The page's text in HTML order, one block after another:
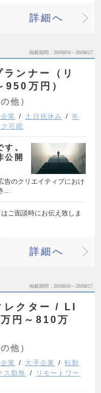
詳細へ
掲載期間 26/08/04～26/08/17
ンナー（リ
950万円）
他）
業 土日祝休み
年
可能
。
公開
告のクリエイティブにおけ
…
ご面談時にお伝え致しま
詳細へ
掲載期間 26/08/04～26/08/17
レクター / LI
円～810万
他）
企業 大手企業
転勤
ス勤務
リモートワー